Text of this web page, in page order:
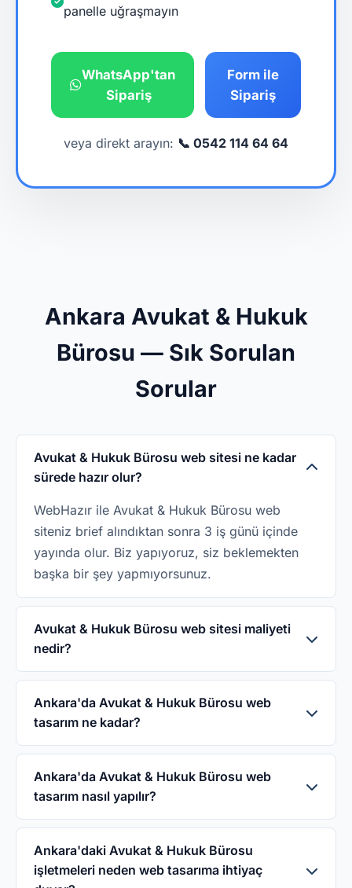
panelle uğraşmayın
WhatsApp'tan
Sipariş
Form ile
Sipariş
veya direkt arayın: 📞 0542 114 64 64
Ankara Avukat & Hukuk
Bürosu — Sık Sorulan
Sorular
Avukat & Hukuk Bürosu web sitesi ne kadar
sürede hazır olur?
WebHazır ile Avukat & Hukuk Bürosu web
siteniz brief alındıktan sonra 3 iş günü içinde
yayında olur. Biz yapıyoruz, siz beklemekten
başka bir şey yapmıyorsunuz.
Avukat & Hukuk Bürosu web sitesi maliyeti
nedir?
WebHazır'da Avukat & Hukuk Bürosu web sitesi
5.000₺ tek seferliktir. Domain, hosting, SSL ve
sektöre özel tasarım dahildir. İkinci yıldan
itibaren yıllık 1.500₺ bakım ücreti uygulanır.
Ankara'da Avukat & Hukuk Bürosu web
tasarım ne kadar?
WebHazır ile Ankara'da Avukat & Hukuk Bürosu
web sitesi 5.000₺ tek seferlik. Domain, hosting,
SSL ve sektöre özel tasarım dahil. Aylık
abonelik yok, gizli ücret yok.
Ankara'da Avukat & Hukuk Bürosu web
tasarım nasıl yapılır?
WhatsApp'tan veya telefonla 0542 114 64 64
numarasından ulaşın, işletme bilgilerinizi
paylaşın. 3 iş günü içinde Ankara'daki Avukat &
Ankara'daki Avukat & Hukuk Bürosu
işletmeleri neden web tasarıma ihtiyaç